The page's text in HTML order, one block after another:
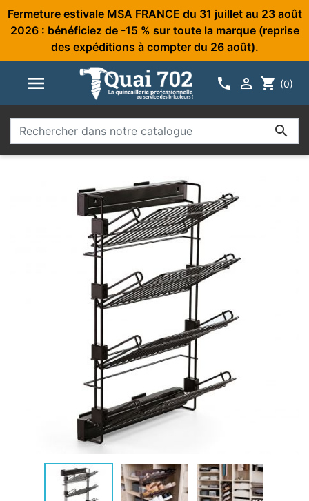
Fermeture estivale MSA FRANCE du 31 juillet au 23 août
2026 : bénéficiez de -15 % sur toute la marque (reprise
des expéditions à compter du 26 août).
   shopping_cart (0)
